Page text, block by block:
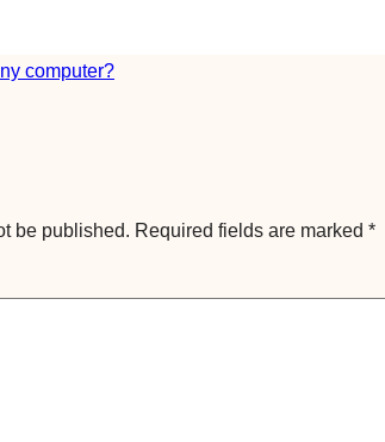
computer?
be published. Required fields are marked *